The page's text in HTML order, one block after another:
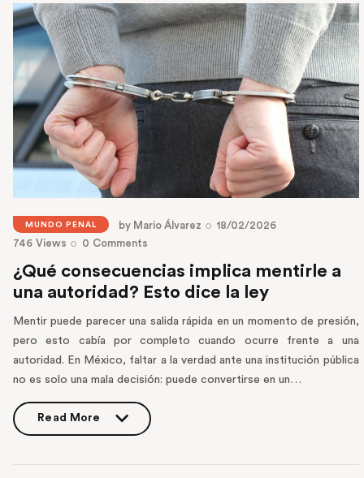
MUNDO PENAL by Mario Álvarez
18/02/2026
746 Views 0 Comments
¿Qué consecuencias implica mentirle a
una autoridad? Esto dice la ley
Mentir puede parecer una salida rápida en un momento de presión,
pero esto cabía por completo cuando ocurre frente a una
autoridad. En México, faltar a la verdad ante una institución pública
no es solo una mala decisión: puede convertirse en un…
Read More